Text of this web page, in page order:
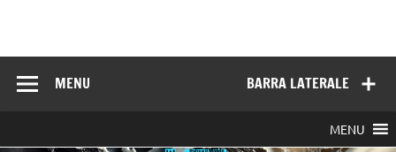
BARRA LATERALE
MENU
MENU